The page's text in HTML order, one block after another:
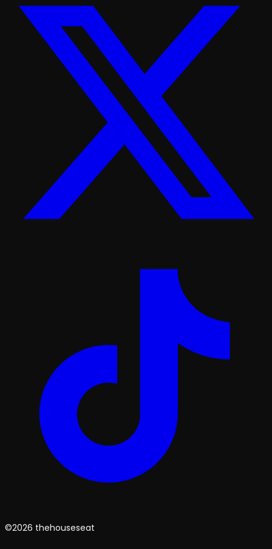
©2026 thehouseseat